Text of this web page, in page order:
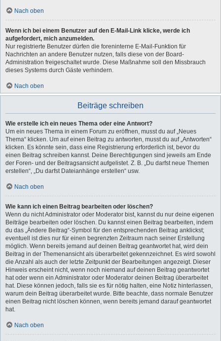
Nach oben
Wenn ich bei einem Benutzer auf den E-Mail-Link klicke, werde ich
aufgefordert, mich anzumelden.
Nur registrierte Benutzer dürfen die foreninterne E-Mail-Funktion für
Nachrichten an andere Benutzer nutzen, falls diese von der Board-
Administration freigeschaltet wurde. Diese Maßnahme soll den Missbrauch
dieses Systems durch Gäste verhindern.
Nach oben
Beiträge schreiben
Wie erstelle ich ein neues Thema oder eine Antwort?
Um ein neues Thema in einem Forum zu eröffnen, musst du auf „Neues
Thema“ klicken. Um auf einen Beitrag zu antworten, musst du auf „Antworten“
klicken. Es könnte sein, dass eine Registrierung erforderlich ist, bevor du
einen Beitrag schreiben kannst. Deine Berechtigungen sind jeweils am Ende
der Foren- und der Beitragsansicht aufgelistet. Z. B. „Du darfst neue Themen
erstellen“, „Du darfst Dateianhänge erstellen“ usw.
Nach oben
Wie kann ich einen Beitrag bearbeiten oder löschen?
Wenn du nicht Administrator oder Moderator bist, kannst du nur deine eigenen
Beiträge bearbeiten oder löschen. Du kannst einen Beitrag bearbeiten, indem
du das „Ändere Beitrag“-Symbol für den entsprechenden Beitrag anklickst;
eventuell ist dies nur für einen begrenzten Zeitraum nach seiner Erstellung
möglich. Wenn bereits jemand auf deinen Beitrag geantwortet hat, wird dein
Beitrag in der Themenansicht als überarbeitet gekennzeichnet. Es wird sowohl
die Anzahl als auch der letzte Zeitpunkt der Bearbeitungen angezeigt. Dieser
Hinweis erscheint nicht, wenn noch niemand auf deinen Beitrag geantwortet
hat oder wenn ein Administrator oder Moderator deinen Beitrag überarbeitet
hat. Diese können jedoch, falls sie es für nötig halten, eine Notiz hinterlassen,
warum dein Beitrag überarbeitet wurde. Bitte beachte, dass normale Benutzer
einen Beitrag nicht löschen können, wenn bereits jemand darauf geantwortet
hat.
Nach oben